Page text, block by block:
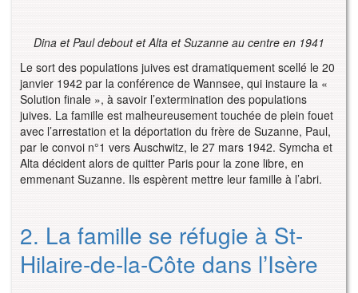
Dina et Paul debout et Alta et Suzanne au centre en 1941
Le sort des populations juives est dramatiquement scellé le 20
janvier 1942 par la conférence de Wannsee, qui instaure la «
Solution finale », à savoir l’extermination des populations
juives. La famille est malheureusement touchée de plein fouet
avec l’arrestation et la déportation du frère de Suzanne, Paul,
par le convoi n°1 vers Auschwitz, le 27 mars 1942. Symcha et
Alta décident alors de quitter Paris pour la zone libre, en
emmenant Suzanne. Ils espèrent mettre leur famille à l’abri.
2. La famille se réfugie à St-
Hilaire-de-la-Côte dans l’Isère